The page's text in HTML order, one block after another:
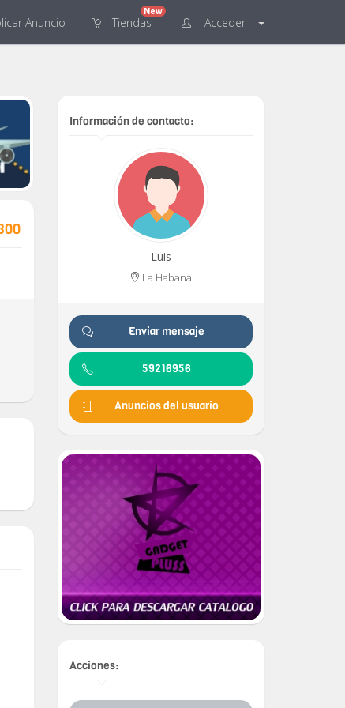
Anuncio Tiendas
New
Acceder
Información de contacto:
Luis
La Habana
Enviar mensaje
59216956
Anuncios del usuario
Acciones: